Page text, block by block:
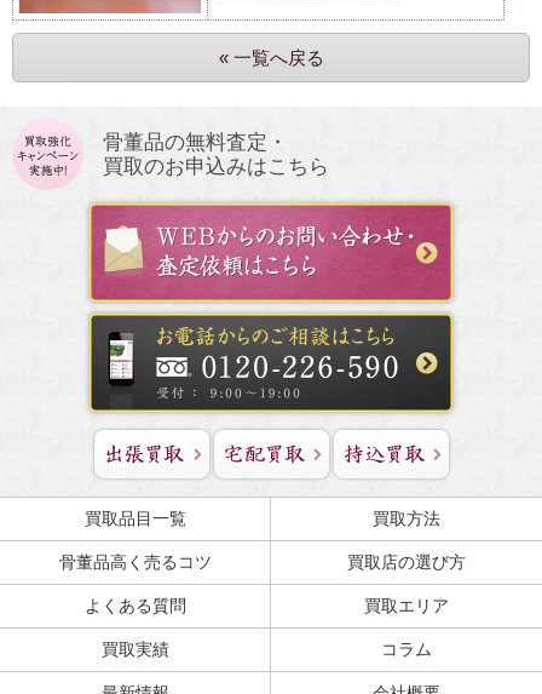
« 一覧へ戻る
骨董品の無料査定・
買取のお申込みはこちら
買取品目一覧 買取方法
骨董品高く売るコツ 買取店の選び方
よくある質問 買取エリア
買取実績 コラム